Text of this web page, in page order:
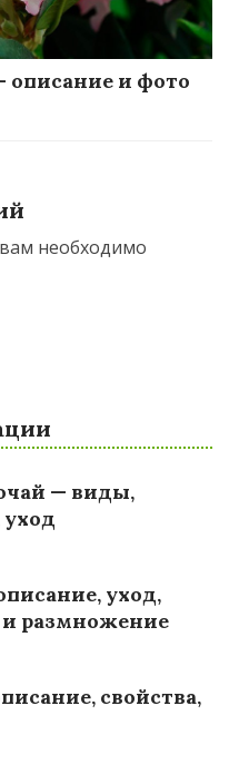
описание и фото
необходимо
— виды,
уход,
размножение
свойства,